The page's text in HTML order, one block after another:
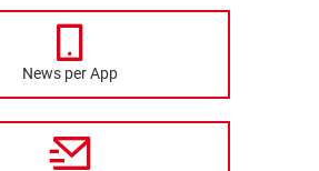
News per App